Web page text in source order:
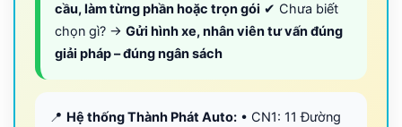
cầu, làm từng phần hoặc trọn gói ✔ Chưa biết
chọn gì? → Gửi hình xe, nhân viên tư vấn đúng
giải pháp – đúng ngân sách
📍 Hệ thống Thành Phát Auto: • CN1: 11 Đường